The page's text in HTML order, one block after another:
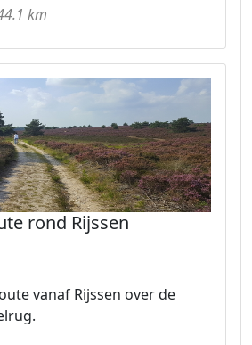
km
rond Rijssen
vanaf Rijssen over de